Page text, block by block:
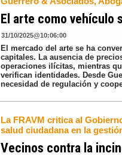
El arte como vehículo
31/10/2025@10:06:00
El mercado del arte se ha
capitales. La ausencia de
operaciones ilícitas, mientras
verifican identidades. Desde
necesidad de regulación y
La FRAVM critica al
salud ciudadana en la
Vecinos contra la